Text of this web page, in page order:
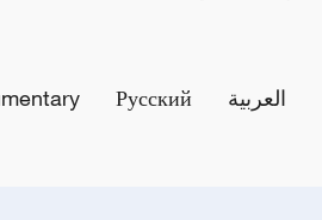
العربية Русский